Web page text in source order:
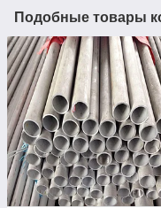
Подобные товары